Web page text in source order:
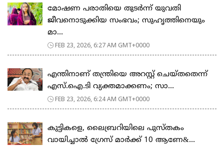
മോഷണ പരാതിയെ തുടര്‍ന്ന് യുവതി
ജീവനൊടുക്കിയ സംഭവം; സുഹൃത്തിനെയും
മാ...
FEB 23, 2026, 6:27 AM GMT+0000
എന്തിനാണ് തന്ത്രിയെ അറസ്റ്റ് ചെയ്തതെന്ന്
എസ്.ഐ.ടി വ്യക്തമാക്കണം; സാ...
FEB 23, 2026, 6:24 AM GMT+0000
കുട്ടികളെ, ലൈബ്രറിയിലെ പുസ്തകം
വായിച്ചാല്‍ ഗ്രേസ് മാര്‍ക്ക് 10 ആണേ&...